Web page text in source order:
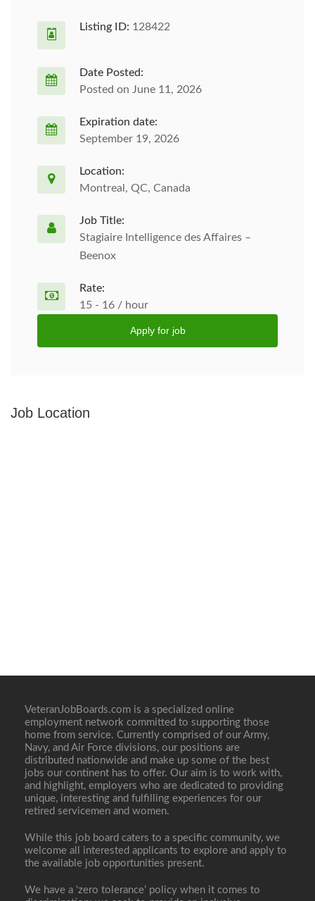
Listing ID: 128422
Date Posted:
Posted on June 11, 2026
Expiration date:
September 19, 2026
Location:
Montreal, QC, Canada
Job Title:
Stagiaire Intelligence des Affaires –
Beenox
Rate:
15 - 16 / hour
Apply for job
Job Location
VeteranJobBoards.com is a specialized online
employment network committed to supporting those
home from service. Currently comprised of our Army,
Navy, and Air Force divisions, our positions are
distributed nationwide and make up some of the best
jobs our continent has to offer. Our aim is to work with,
and highlight, employers who are dedicated to providing
unique, interesting and fulfilling experiences for our
retired servicemen and women.
While this job board caters to a specific community, we
welcome all interested applicants to explore and apply to
the available job opportunities present.
We have a ‘zero tolerance’ policy when it comes to